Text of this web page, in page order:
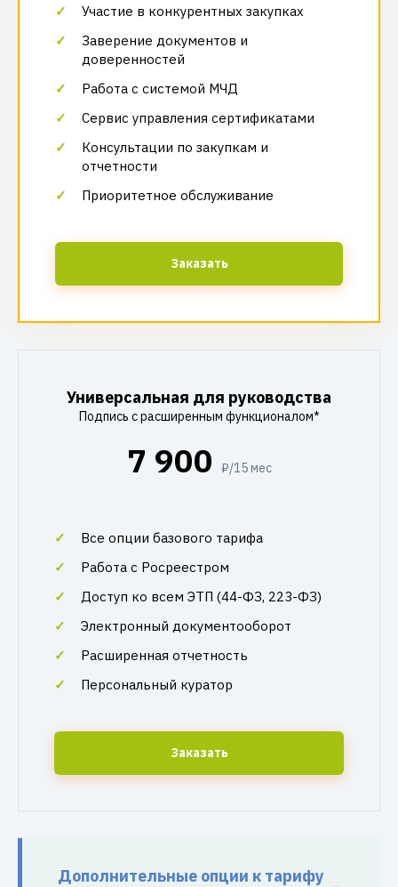
Участие в конкурентных закупках
Заверение документов и
доверенностей
Работа с системой МЧД
Сервис управления сертификатами
Консультации по закупкам и
отчетности
Приоритетное обслуживание
Заказать
Универсальная для руководства
Подпись с расширенным функционалом*
7 900 ₽/15 мес
Все опции базового тарифа
Работа с Росреестром
Доступ ко всем ЭТП (44-ФЗ, 223-ФЗ)
Электронный документооборот
Расширенная отчетность
Персональный куратор
Заказать
Дополнительные опции к тарифу